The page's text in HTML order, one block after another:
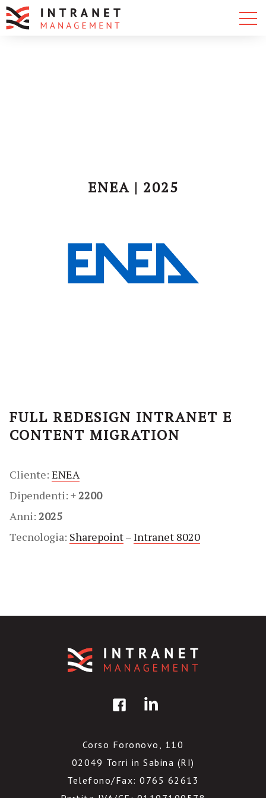
ENEA | 2025
FULL REDESIGN INTRANET E
CONTENT MIGRATION
Cliente: ENEA
Dipendenti: +2200
Anni: 2025
Tecnologia: Sharepoint–Intranet 8020
Corso Foronovo, 110
02049 Torri in Sabina (RI)
Telefono/Fax: 0765 62613